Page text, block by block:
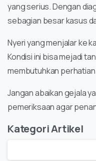
yang serius. Dengan
sebagian besar kasus
Nyeri yang menjalar ke
Kondisi ini bisa mejadi
membutuhkan
Jangan abaikan gejala
pemeriksaan agar
Kategori Artikel